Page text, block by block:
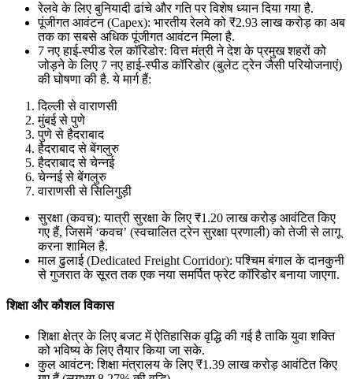
रेलवे के लिए बुनियादी ढांचे और गति पर विशेष ध्यान दिया गया है.
पूंजीगत आवंटन (Capex): भारतीय रेलवे को ₹2.93 लाख करोड़ का अब
तक का सबसे अधिक पूंजीगत आवंटन मिला है.
7 नए हाई-स्पीड रेल कॉरिडोर: वित्त मंत्री ने देश के प्रमुख शहरों को
जोड़ने के लिए 7 नए हाई-स्पीड कॉरिडोर (बुलेट ट्रेन जैसी परियोजनाएं)
की घोषणा की है. ये मार्ग हैं:
दिल्ली से वाराणसी
मुंबई से पुणे
पुणे से हैदराबाद
हैदराबाद से बेंगलुरु
हैदराबाद से चेन्नई
चेन्नई से बेंगलुरु
वाराणसी से सिलिगुड़ी
सुरक्षा (कवच): यात्री सुरक्षा के लिए ₹1.20 लाख करोड़ आवंटित किए
गए हैं, जिसमें ‘कवच’ (स्वचालित ट्रेन सुरक्षा प्रणाली) को तेजी से लागू
करना शामिल है.
माल ढुलाई (Dedicated Freight Corridor): पश्चिम बंगाल के दानकुनी
से गुजरात के सूरत तक एक नया समर्पित फ्रेट कॉरिडोर बनाया जाएगा.
शिक्षा और कौशल विकास
शिक्षा क्षेत्र के लिए बजट में ऐतिहासिक वृद्धि की गई है ताकि युवा शक्ति
को भविष्य के लिए तैयार किया जा सके.
कुल आवंटन: शिक्षा मंत्रालय के लिए ₹1.39 लाख करोड़ आवंटित किए